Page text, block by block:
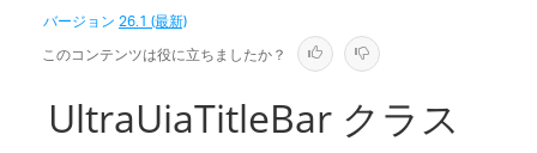
バージョン26.1 (最新)
このコンテンツは役に立ちましたか？
UltraUiaTitleBar クラス